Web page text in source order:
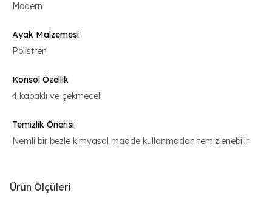
Modern
Ayak Malzemesi
Polistren
Konsol Özellik
4 kapaklı ve çekmeceli
Temizlik Önerisi
Nemli bir bezle kimyasal madde kullanmadan temizlenebilir
Ürün Ölçüleri